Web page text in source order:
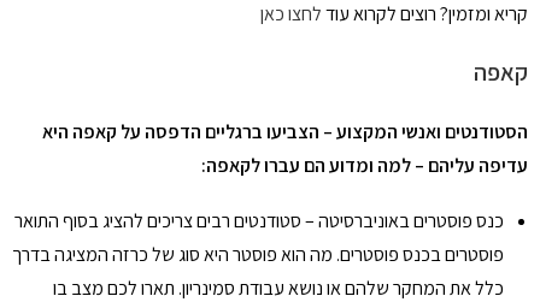
קריא ומזמין? רוצים לקרוא עודלחצו כאן
קאפה
הסטודנטים ואנשי המקצוע – הצביעו ברגליים הדפסה על קאפה היא
עדיפה עליהם – למה ומדוע הם עברו לקאפה:
כנס פוסטרים באוניברסיטה – סטודנטים רבים צריכים להציג בסוף התואר
פוסטרים בכנס פוסטרים. מה הוא פוסטר היא סוג של כרזה המציגה בדרך
כלל את המחקר שלהם או נושא עבודת סמינריון. תארו לכם מצב בו